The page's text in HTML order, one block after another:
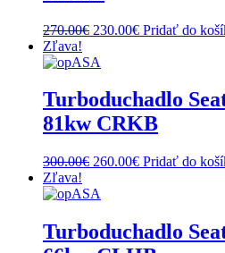
270.00€ Original
was:
230.00€Current
Pridať do
Zľava!
Turboduchadlo
81kw CRKB
300.00€ Original
was:
260.00€Current
Pridať do
Zľava!
Turboduchadlo